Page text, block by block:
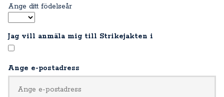
Ange ditt födelseår
Jag vill anmäla mig till Strikejakten i
Ange e-postadress